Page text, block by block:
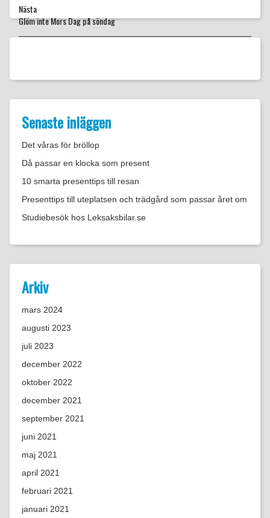
Nästa
Nästa
Glöm inte Mors Dag på söndag
Senaste inläggen
Det våras för bröllop
Då passar en klocka som present
10 smarta presenttips till resan
Presenttips till uteplatsen och trädgård som passar året om
Studiebesök hos Leksaksbilar.se
Arkiv
mars 2024
augusti 2023
juli 2023
december 2022
oktober 2022
december 2021
september 2021
juni 2021
maj 2021
april 2021
februari 2021
januari 2021